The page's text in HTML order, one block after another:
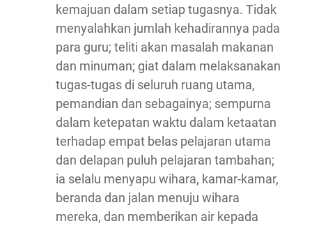
kemajuan dalam setiap tugasnya. Tidak
menyalahkan jumlah kehadirannya pada
para guru; teliti akan masalah makanan
dan minuman; giat dalam melaksanakan
tugas-tugas di seluruh ruang utama,
pemandian dan sebagainya; sempurna
dalam ketepatan waktu dalam ketaatan
terhadap empat belas pelajaran utama
dan delapan puluh pelajaran tambahan;
ia selalu menyapu wihara, kamar-kamar,
beranda dan jalan menuju wihara
mereka, dan memberikan air kepada